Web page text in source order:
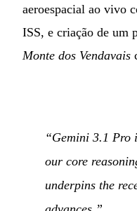
aeroespacial ao vivo
ISS, e criação de um
Monte dos Vendavais
“Gemini 3.1 Pro
our core
underpins the